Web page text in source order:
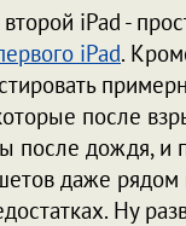
iPad -
iPad.
после
после дождя, и
даже рядом
Ну